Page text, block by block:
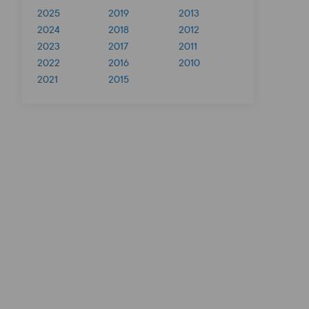
2025
2024
2023
2022
2021
2019
2018
2017
2016
2015
2013
2012
2011
2010